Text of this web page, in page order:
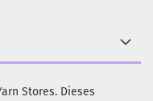
Stores. Dieses